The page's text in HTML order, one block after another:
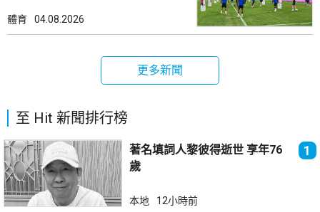
體育 04.08.2026
更多新聞
至 Hit 新聞排行榜
著名填詞人黎彼得逝世 享年76
歲
1
本地 12小時前